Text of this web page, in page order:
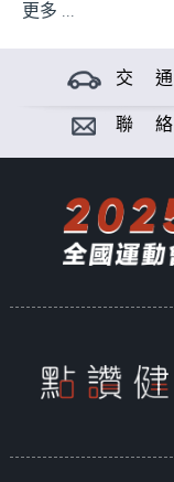
更多 ...
交 通
聯 絡